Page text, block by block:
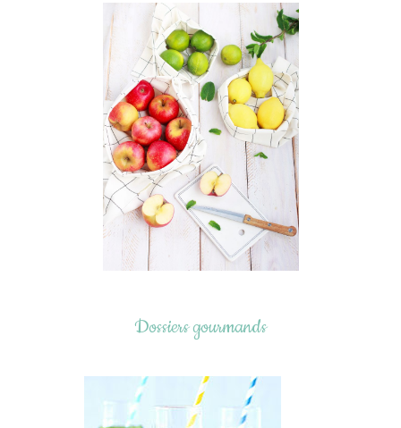
Dossiers gourmands